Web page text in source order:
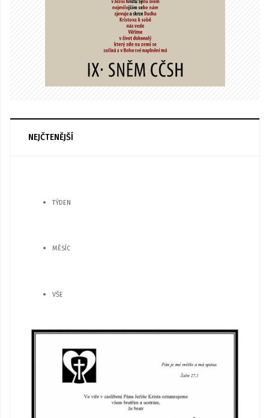
NEJČTENĚJŠÍ
TÝDEN
MĚSÍC
VŠE